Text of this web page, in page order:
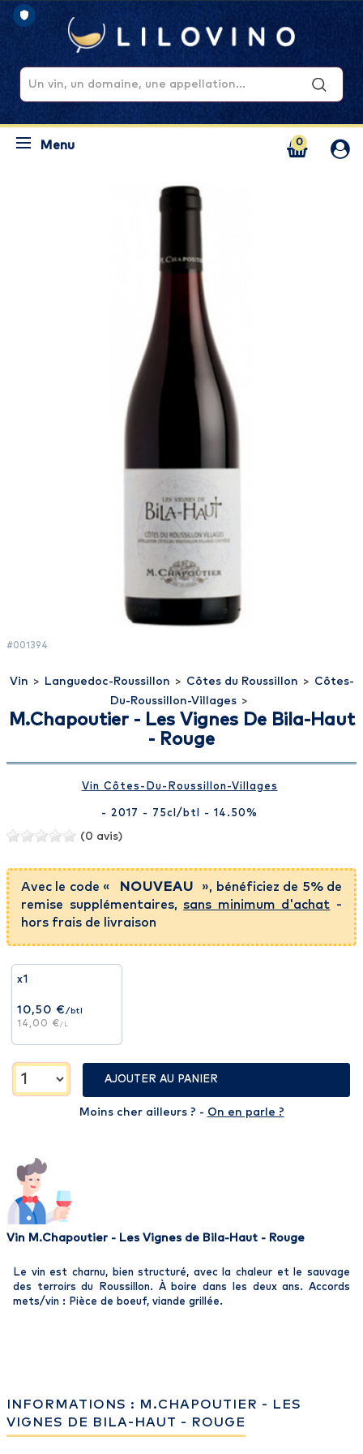
0
Menu
#001394
Vin > Languedoc-Roussillon > Côtes du Roussillon > Côtes-
Du-Roussillon-Villages >
M.Chapoutier - Les Vignes De Bila-Haut
- Rouge
Vin Côtes-Du-Roussillon-Villages
- 2017 - 75cl /btl - 14.50%
(0 avis)
Avec le code « NOUVEAU
», bénéficiez de 5% de
remise supplémentaires,sans minimum d'achat -
hors frais de livraison
x1
10,50 €/btl
14,00 €/L
AJOUTER AU PANIER
Moins cher ailleurs ? - On en parle ?
Vin M.Chapoutier - Les Vignes de Bila-Haut - Rouge
Le vin est charnu, bien structuré, avec la chaleur et le sauvage
des terroirs du Roussillon. À boire dans les deux ans. Accords
mets/vin : Pièce de boeuf, viande grillée.
INFORMATIONS : M.CHAPOUTIER - LES
VIGNES DE BILA-HAUT - ROUGE